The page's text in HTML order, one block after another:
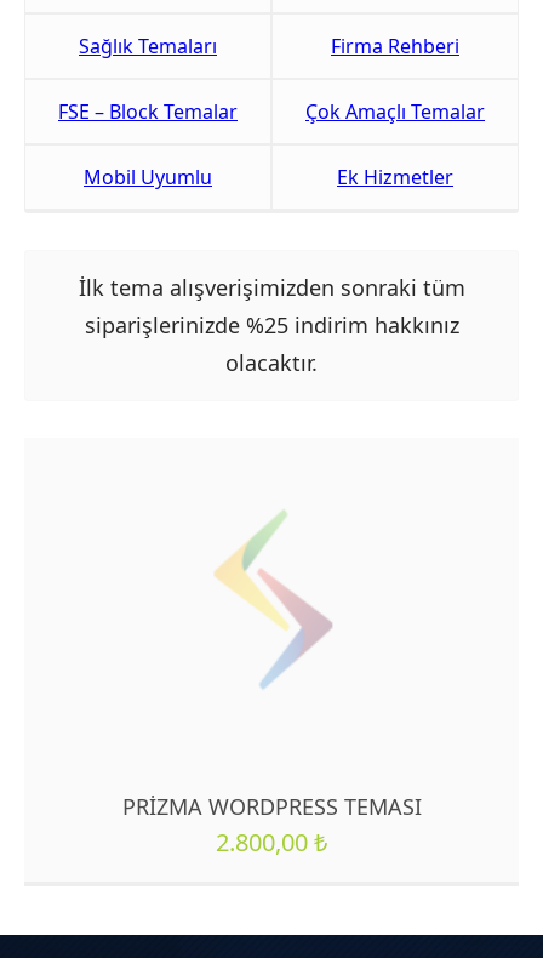
Sağlık Temaları Firma Rehberi
FSE – Block Temalar Çok Amaçlı Temalar
Mobil Uyumlu Ek Hizmetler
İlk tema alışverişimizden sonraki tüm
siparişlerinizde %25 indirim hakkınız
olacaktır.
PRIZMA WORDPRESS TEMASI
2.800,00₺